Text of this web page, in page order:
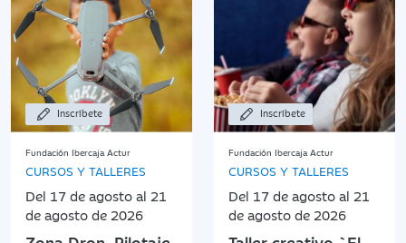
Inscríbete
Fundación Ibercaja Actur
CURSOS Y TALLERES
Del 17 de agosto al 21
de agosto de 2026
Inscríbete
Fundación Ibercaja Actur
CURSOS Y TALLERES
Del 17 de agosto al 21
de agosto de 2026